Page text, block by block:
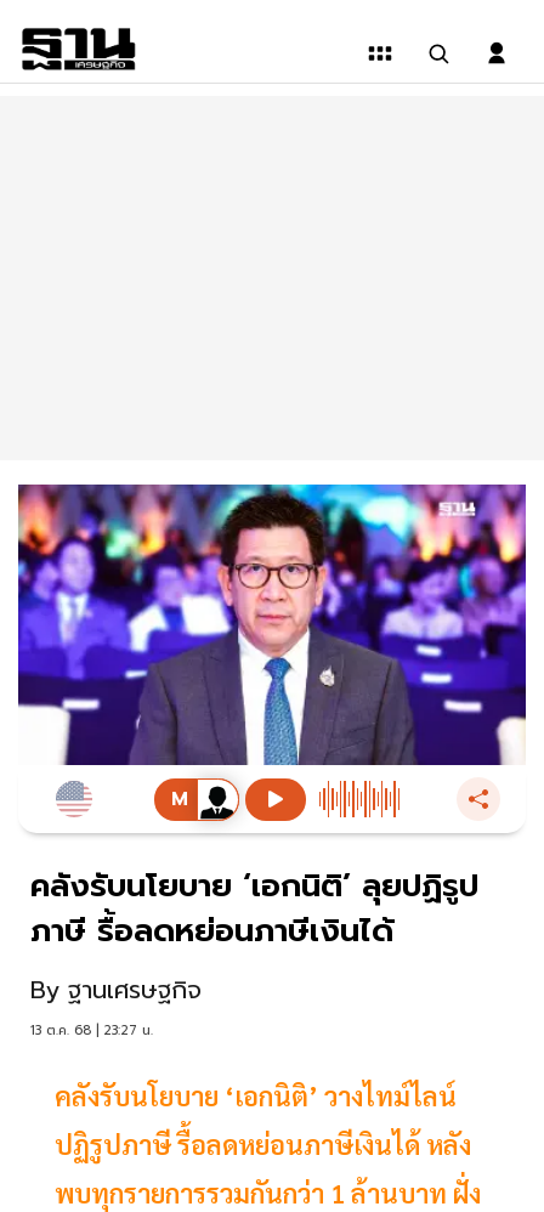
คลังรับนโยบาย ‘เอกนิติ’ ลุยปฏิรูป
ภาษี รื้อลดหย่อนภาษีเงินได้
By ฐานเศรษฐกิจ
13 ต.ค. 68 | 23:27 น.
คลังรับนโยบาย ‘เอกนิติ’ วางไทม์ไลน์
ปฏิรูปภาษี รื้อลดหย่อนภาษีเงินได้ หลัง
พบทุกรายการรวมกันกว่า 1 ล้านบาท ฝั่ง